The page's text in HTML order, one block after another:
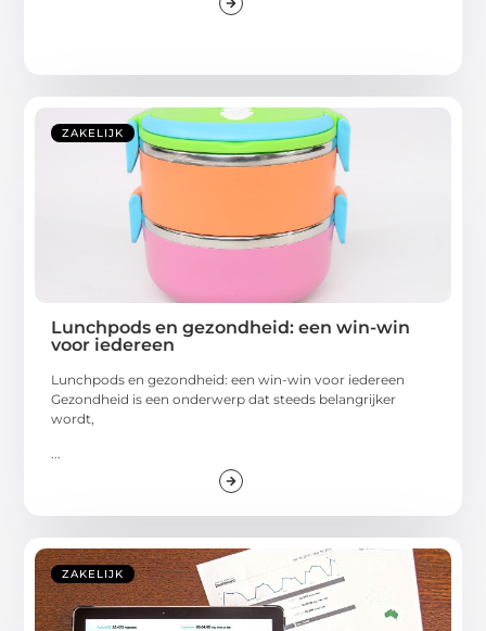
ZAKELIJK
Lunchpods en gezondheid: een win-win
voor iedereen
Lunchpods en gezondheid: een win-win voor iedereen
Gezondheid is een onderwerp dat steeds belangrijker
wordt,
ZAKELIJK